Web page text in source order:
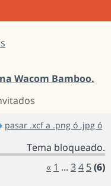
Wacom Bamboo.
pasar .xcf a .png ó .jpg ó
Tema bloqueado.
« 1 ... 34 5(6)